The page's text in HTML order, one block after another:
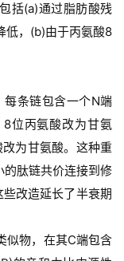
括(a)通过脂肪酸残
低，(b)由于丙氨酸8
条链包含一个N端
位丙氨酸改为甘氨
为甘氨酸。这种重
肽链共价连接到修
改造延长了半衰期
似物，在其C端包含